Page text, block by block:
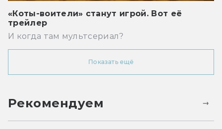
«Коты-воители» станут игрой. Вот её
трейлер
И когда там мультсериал?
Показать ещё
Рекомендуем